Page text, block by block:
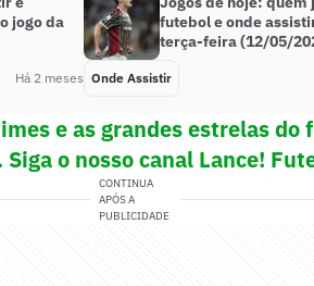
jogo da
Há 2 meses
futebol e onde
terça-feira (12/05/
Onde Assistir
e as grandes estrelas do
o nosso canal Lance!
CONTINUA
APÓS A
PUBLICIDADE